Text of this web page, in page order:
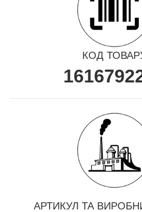
КОД
АРТИКУЛ ТА